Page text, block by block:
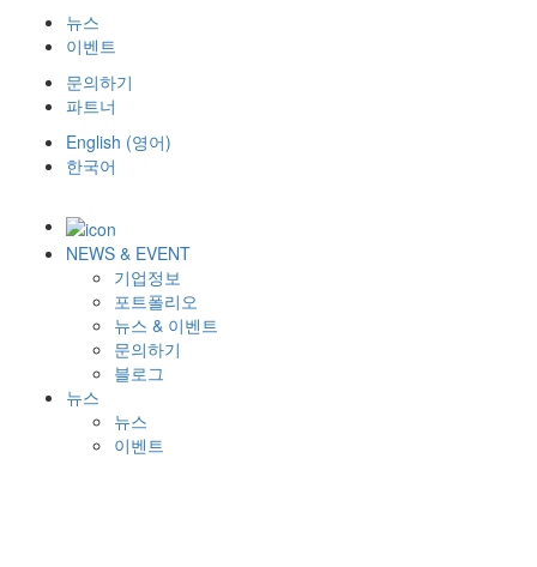
뉴스
이벤트
문의하기
파트너
English (영어)
한국어
NEWS & EVENT
기업정보
포트폴리오
뉴스 & 이벤트
문의하기
블로그
뉴스
뉴스
이벤트